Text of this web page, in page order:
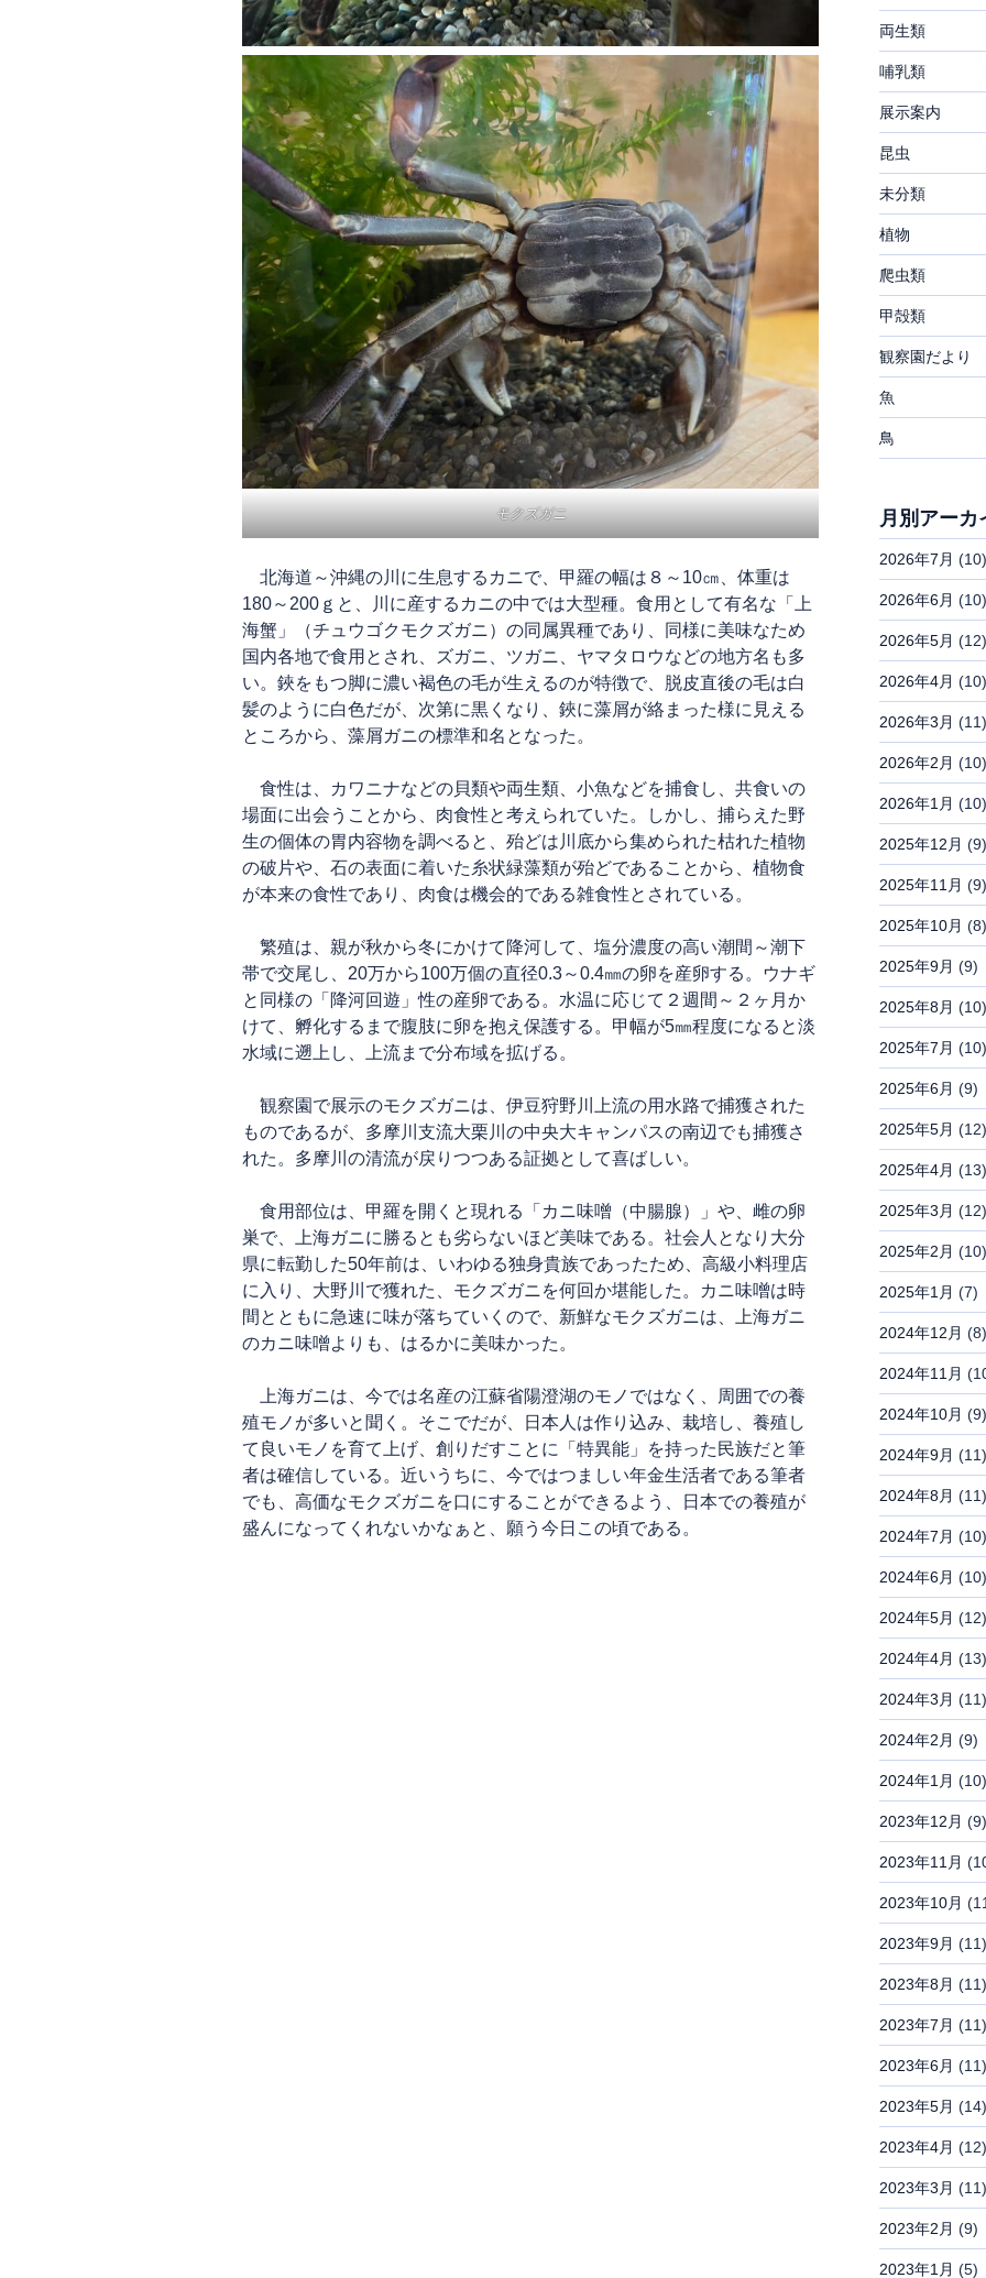
モクズガニ
北海道～沖縄の川に生息するカニで、甲羅の幅は８～10㎝、体重は
180～200ｇと、川に産するカニの中では大型種。食用として有名な「上
海蟹」（チュウゴクモクズガニ）の同属異種であり、同様に美味なため
国内各地で食用とされ、ズガニ、ツガニ、ヤマタロウなどの地方名も多
い。鋏をもつ脚に濃い褐色の毛が生えるのが特徴で、脱皮直後の毛は白
髪のように白色だが、次第に黒くなり、鋏に藻屑が絡まった様に見える
ところから、藻屑ガニの標準和名となった。
食性は、カワニナなどの貝類や両生類、小魚などを捕食し、共食いの
場面に出会うことから、肉食性と考えられていた。しかし、捕らえた野
生の個体の胃内容物を調べると、殆どは川底から集められた枯れた植物
の破片や、石の表面に着いた糸状緑藻類が殆どであることから、植物食
が本来の食性であり、肉食は機会的である雑食性とされている。
繁殖は、親が秋から冬にかけて降河して、塩分濃度の高い潮間～潮下
帯で交尾し、20万から100万個の直径0.3～0.4㎜の卵を産卵する。ウナギ
と同様の「降河回遊」性の産卵である。水温に応じて２週間～２ヶ月か
けて、孵化するまで腹肢に卵を抱え保護する。甲幅が5㎜程度になると淡
水域に遡上し、上流まで分布域を拡げる。
観察園で展示のモクズガニは、伊豆狩野川上流の用水路で捕獲された
ものであるが、多摩川支流大栗川の中央大キャンパスの南辺でも捕獲さ
れた。多摩川の清流が戻りつつある証拠として喜ばしい。
食用部位は、甲羅を開くと現れる「カニ味噌（中腸腺）」や、雌の卵
巣で、上海ガニに勝るとも劣らないほど美味である。社会人となり大分
県に転勤した50年前は、いわゆる独身貴族であったため、高級小料理店
に入り、大野川で獲れた、モクズガニを何回か堪能した。カニ味噌は時
間とともに急速に味が落ちていくので、新鮮なモクズガニは、上海ガニ
のカニ味噌よりも、はるかに美味かった。
上海ガニは、今では名産の江蘇省陽澄湖のモノではなく、周囲での養
殖モノが多いと聞く。そこでだが、日本人は作り込み、栽培し、養殖し
て良いモノを育て上げ、創りだすことに「特異能」を持った民族だと筆
者は確信している。近いうちに、今ではつましい年金生活者である筆者
でも、高価なモクズガニを口にすることができるよう、日本での養殖が
盛んになってくれないかなぁと、願う今日この頃である。
両生類
哺乳類
展示案内
昆虫
未分類
植物
爬虫類
甲殻類
観察園だより
魚
鳥
月別アーカ
2026年7月 (10)
2026年6月 (10)
2026年5月 (12)
2026年4月 (10)
2026年3月 (11)
2026年2月 (10)
2026年1月 (10)
2025年12月 (9)
2025年11月 (9)
2025年10月 (8)
2025年9月 (9)
2025年8月 (10)
2025年7月 (10)
2025年6月 (9)
2025年5月 (12)
2025年4月 (13)
2025年3月 (12)
2025年2月 (10)
2025年1月 (7)
2024年12月 (8)
2024年11月
2024年10月 (9)
2024年9月 (11)
2024年8月 (11)
2024年7月 (10)
2024年6月 (10)
2024年5月 (12)
2024年4月 (13)
2024年3月 (11)
2024年2月 (9)
2024年1月 (10)
2023年12月 (9)
2023年11月
2023年10月
2023年9月 (11)
2023年8月 (11)
2023年7月 (11)
2023年6月 (11)
2023年5月 (14)
2023年4月 (12)
2023年3月 (11)
2023年2月 (9)
2023年1月 (5)